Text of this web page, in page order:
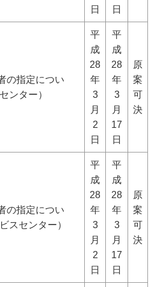
日
日
の指定につい
ンター）
平
成
28
年
3
月
2
日
平
成
28
年
3
月
17
日
原
案
可
決
の指定につい
スセンター）
平
成
28
年
3
月
2
日
平
成
28
年
3
月
17
日
原
案
可
決